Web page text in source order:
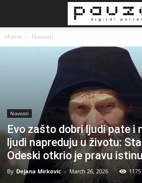
Home Novosti
Novosti
Evo zašto dobri ljudi pate i
ljudi napreduju u životu:
Odeski otkrio je pravu istinu
By Dejana Mirkovic - March 26, 2026 1175